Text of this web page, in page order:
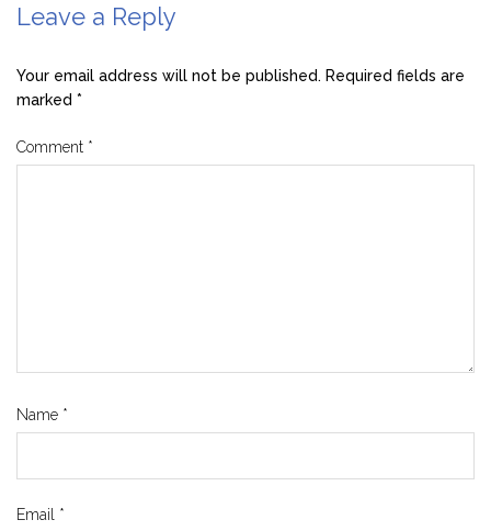
Leave a Reply
Your email address will not be published. Required fields are
marked *
Comment *
Name *
Email *